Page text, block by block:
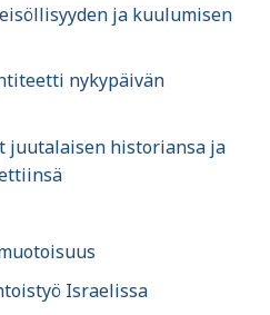
ja kuulumisen
nykypäivän
juutalaisen historiansa ja
Israelissa